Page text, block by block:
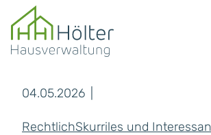
04.05.2026
RechtlichSkurriles und